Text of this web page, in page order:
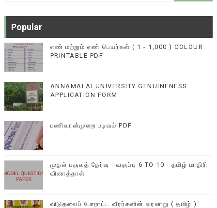
Popular
எண் மற்றும் எண் பெயர்கள் ( 1 - 1,000 ) COLOUR
PRINTABLE PDF
ANNAMALAI UNIVERSITY GENUINENESS
APPLICATION FORM
பணிவரன்முறை படிவம் PDF
முதல் பருவத் தேர்வு - வகுப்பு 6 TO 10 - தமிழ் மாதிரி
வினாத்தாள்
விடுதலைப் போராட்ட வீரர்களின் வரலாறு ( தமிழ் )